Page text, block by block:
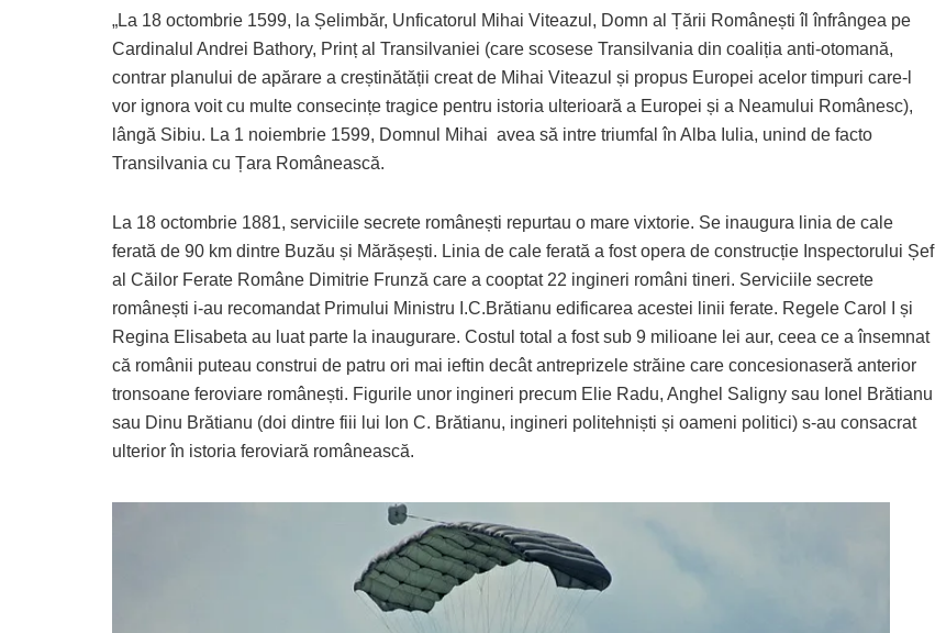
„La 18 octombrie 1599, la Șelimbăr, Unficatorul Mihai Viteazul, Domn al Țării Românești îl înfrângea pe
Cardinalul Andrei Bathory, Prinț al Transilvaniei (care scosese Transilvania din coaliția anti-otomană,
contrar planului de apărare a creștinătății creat de Mihai Viteazul și propus Europei acelor timpuri care-l
vor ignora voit cu multe consecințe tragice pentru istoria ulterioară a Europei și a Neamului Românesc),
lângă Sibiu. La 1 noiembrie 1599, Domnul Mihai avea să intre triumfal în Alba Iulia, unind de facto
Transilvania cu Țara Românească.
La 18 octombrie 1881, serviciile secrete românești repurtau o mare vixtorie. Se inaugura linia de cale
ferată de 90 km dintre Buzău și Mărășești. Linia de cale ferată a fost opera de construcție Inspectorului Șef
al Căilor Ferate Române Dimitrie Frunză care a cooptat 22 ingineri români tineri. Serviciile secrete
românești i-au recomandat Primului Ministru I.C.Brătianu edificarea acestei linii ferate. Regele Carol I și
Regina Elisabeta au luat parte la inaugurare. Costul total a fost sub 9 milioane lei aur, ceea ce a însemnat
că românii puteau construi de patru ori mai ieftin decât antreprizele străine care concesionaseră anterior
tronsoane feroviare românești. Figurile unor ingineri precum Elie Radu, Anghel Saligny sau Ionel Brătianu
sau Dinu Brătianu (doi dintre fiii lui Ion C. Brătianu, ingineri politehniști și oameni politici) s-au consacrat
ulterior în istoria feroviară românească.